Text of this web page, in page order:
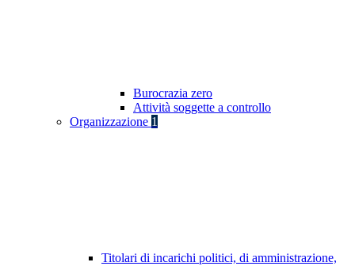
Burocrazia zero
Attività soggette a controllo
Organizzazione 1
Titolari di incarichi politici, di amministrazione,